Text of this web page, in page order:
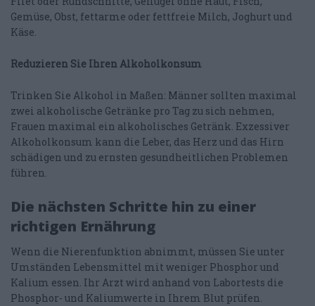
Gemüse, Obst, fettarme oder fettfreie Milch, Joghurt und
Käse.
Reduzieren Sie Ihren Alkoholkonsum
Trinken Sie Alkohol in Maßen: Männer sollten maximal
zwei alkoholische Getränke pro Tag zu sich nehmen,
Frauen maximal ein alkoholisches Getränk. Exzessiver
Alkoholkonsum kann die Leber, das Herz und das Hirn
schädigen und zu ernsten gesundheitlichen Problemen
führen.
Die nächsten Schritte hin zu einer
richtigen Ernährung
Wenn die Nierenfunktion abnimmt, müssen Sie unter
Umständen Lebensmittel mit weniger Phosphor und
Kalium essen. Ihr Arzt wird anhand von Labortests die
Phosphor- und Kaliumwerte in Ihrem Blut prüfen.